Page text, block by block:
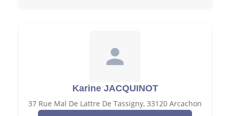
Karine JACQUINOT
37 Rue Mal De Lattre De Tassigny, 33120 Arcachon